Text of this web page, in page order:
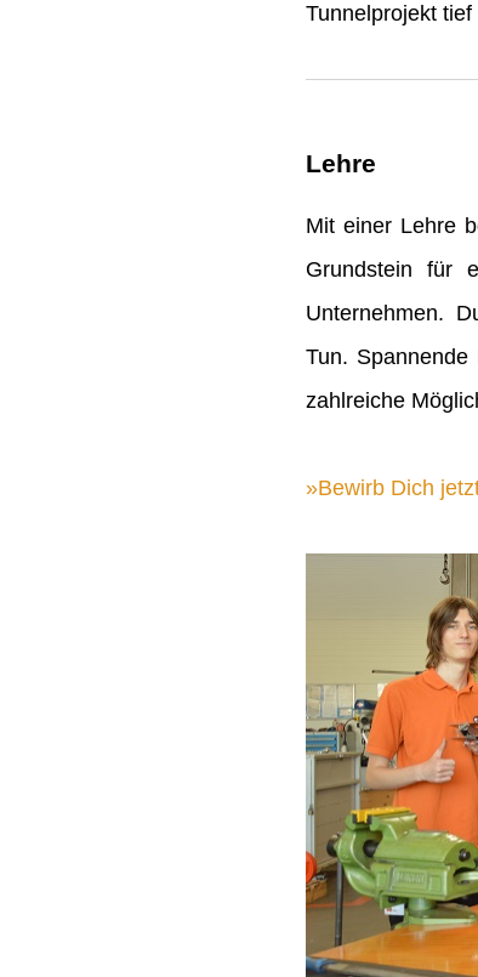
Tunnelprojekt
Lehre
Mit einer Lehre
Grundstein für
Unternehmen.
Tun.
zahlreiche
Bewirb Dich